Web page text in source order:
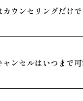
ウンセリングだけ
ンセルはいつまで可